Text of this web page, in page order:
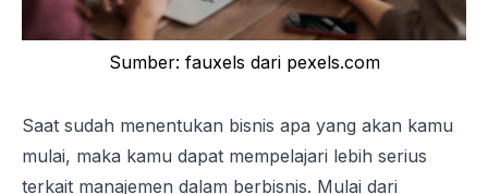
Sumber: fauxels dari pexels.com
Saat sudah menentukan bisnis apa yang akan kamu
mulai, maka kamu dapat mempelajari lebih serius
terkait manajemen dalam berbisnis. Mulai dari